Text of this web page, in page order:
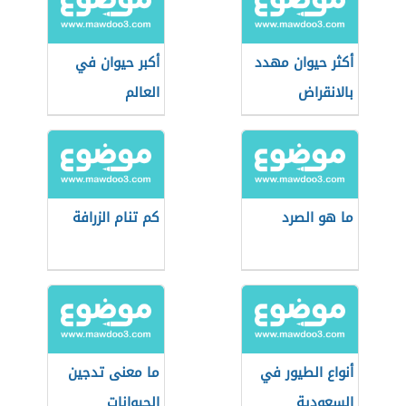
أكثر حيوان مهدد
بالانقراض
أكبر حيوان في
العالم
ما هو الصرد كم تنام الزرافة
أنواع الطيور في
ما معنى تدجين